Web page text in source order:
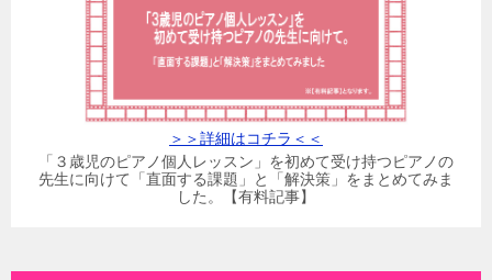
＞＞詳細はコチラ＜＜
「３歳児のピアノ個人レッスン」を初めて受け持つピアノの
先生に向けて「直面する課題」と「解決策」をまとめてみま
した。【有料記事】